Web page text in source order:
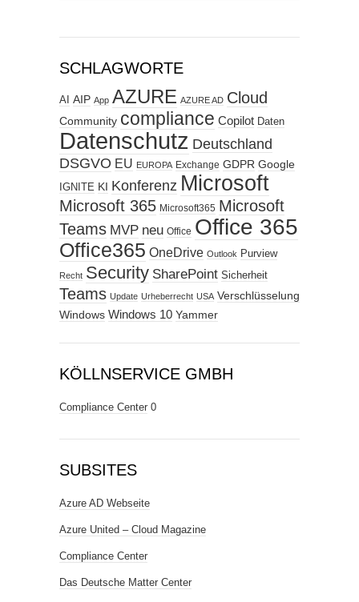
SCHLAGWORTE
AI AIP App AZURE AZURE AD Cloud
Community compliance Copilot Daten
Datenschutz Deutschland
DSGVO EU EUROPA Exchange GDPR Google
IGNITE KI Konferenz Microsoft
Microsoft 365 Microsoft365 Microsoft
Teams MVP neu Office Office 365
Office365 OneDrive Outlook Purview
Recht Security SharePoint Sicherheit
Teams Update Urheberrecht USA Verschlüsselung
Windows Windows 10 Yammer
KÖLLNSERVICE GMBH
Compliance Center 0
SUBSITES
Azure AD Webseite
Azure United – Cloud Magazine
Compliance Center
Das Deutsche Matter Center